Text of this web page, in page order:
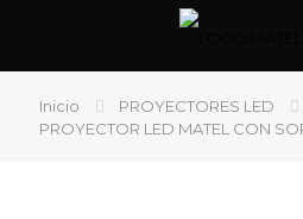
Inicio PROYECTORES LED
PROYECTOR LED MATEL CON